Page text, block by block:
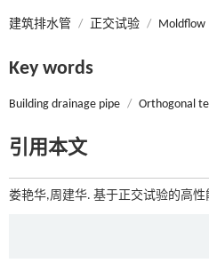
建筑排水管 / 正交试验 / Moldflow
Key words
Building drainage pipe / Orthogonal
引用本文
娄艳华,周建华. 基于正交试验的高